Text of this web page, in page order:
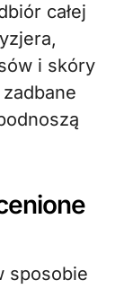
całej
i skóry
sposobie